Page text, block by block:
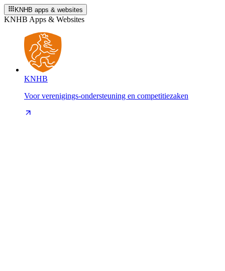
KNHB apps & websites
KNHB Apps & Websites
KNHB
Voor verenigings-ondersteuning en competitiezaken